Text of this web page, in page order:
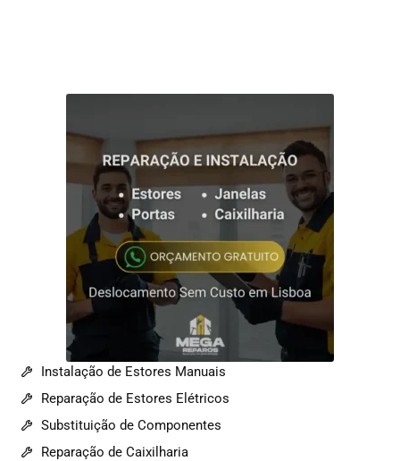
Instalação de Estores Manuais
Reparação de Estores Elétricos
Substituição de Componentes
Reparação de Caixilharia